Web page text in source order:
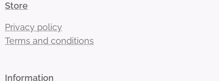
Store
Privacy policy
Terms and conditions
Information